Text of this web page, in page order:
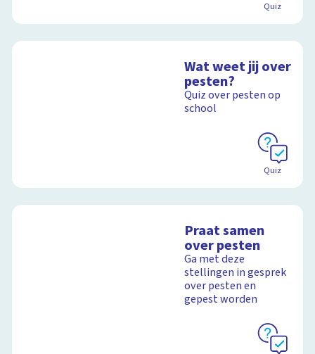
Quiz
Wat weet jij over
pesten?
Quiz over pesten op
school
Quiz
Praat samen
over pesten
Ga met deze
stellingen in gesprek
over pesten en
gepest worden